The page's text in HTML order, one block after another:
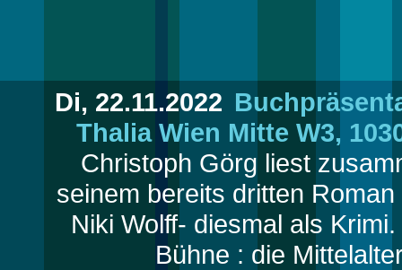
Di, 22.11.2022
Thalia Wien Mitte W3,
Christoph Görg liest
seinem bereits dritten
Niki Wolff- diesmal als
Bühne : die